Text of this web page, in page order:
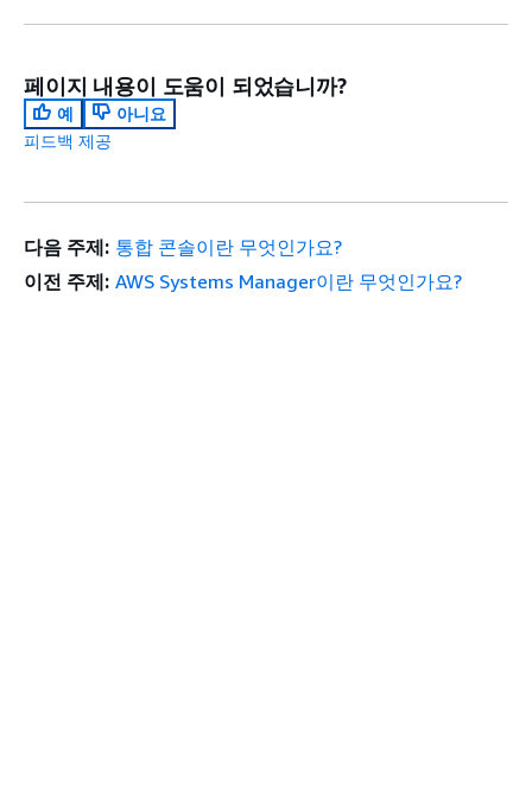
페이지 내용이 도움이 되었습니까?
예
아니요
피드백 제공
다음 주제: 통합 콘솔이란 무엇인가요?
이전 주제: AWS Systems Manager이란 무엇인가요?